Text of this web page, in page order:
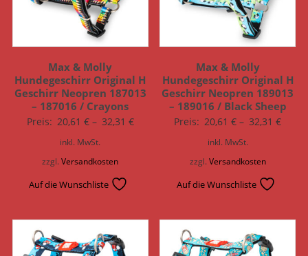
Max & Molly
Hundegeschirr Original H
Geschirr Neopren 187013
– 187016 / Crayons
Preis: 20,61 €– 32,31 €
inkl. MwSt.
zzgl.Versandkosten
Auf die Wunschliste
Max & Molly
Hundegeschirr Original H
Geschirr Neopren 189013
– 189016 / Black Sheep
Preis: 20,61€ – 32,31€
inkl. MwSt.
zzgl. Versandkosten
Auf die Wunschliste